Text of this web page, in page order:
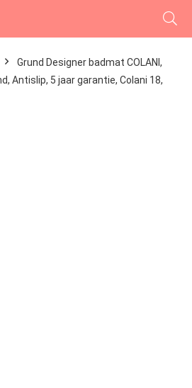
Grund Designer badmat COLANI,
Antislip, 5 jaar garantie, Colani 18,